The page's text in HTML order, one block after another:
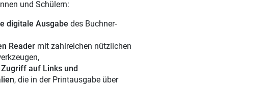
und Schülern:
digitale Ausgabe des Buchner-
Readermit zahlreichen nützlichen
auf Links und
, die in der Printausgabe über